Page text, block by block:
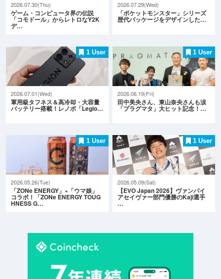
2026.07.30(Thu)
ゲーム・コンピュータ界の伝説
「コモドール」からレトロなY2K
デ…
2026.07.29(Wed)
「ポケットモンスター」シリーズ
歴代パッケージをデザインした…
1 User
2026.07.01(Wed)
軍用級タフネス＆高冷却・大容量
バッテリー搭載！レノボ「Legio…
1 User
2026.06.19(Fri)
田中美央さん、東山奈央さんも涙
「プラグマタ」大ヒット記念！…
1 User
2026.05.26(Tue)
「ZONe ENERGY」×「ウマ娘」
コラボ！「ZONe ENERGY TOUG
HNESS G…
1 User
2026.05.09(Sat)
【EVO Japan 2026】ヴァンパイ
アセイヴァー部門優勝のKaji選手
…